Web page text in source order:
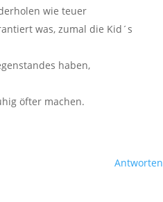
wie teuer
was, zumal die Kid´s
haben,
öfter machen.
Antworten